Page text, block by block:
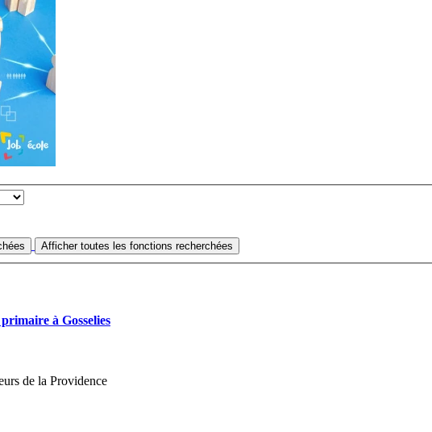
à Gosselies
de la Providence